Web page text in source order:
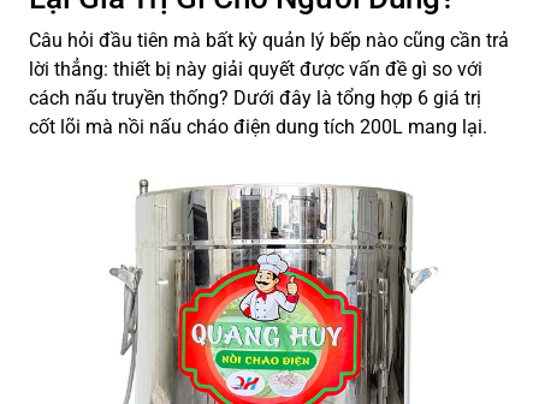
Câu hỏi đầu tiên mà bất kỳ quản lý bếp nào cũng cần trả
lời thẳng: thiết bị này giải quyết được vấn đề gì so với
cách nấu truyền thống? Dưới đây là tổng hợp 6 giá trị
cốt lõi mà nồi nấu cháo điện dung tích 200L mang lại.